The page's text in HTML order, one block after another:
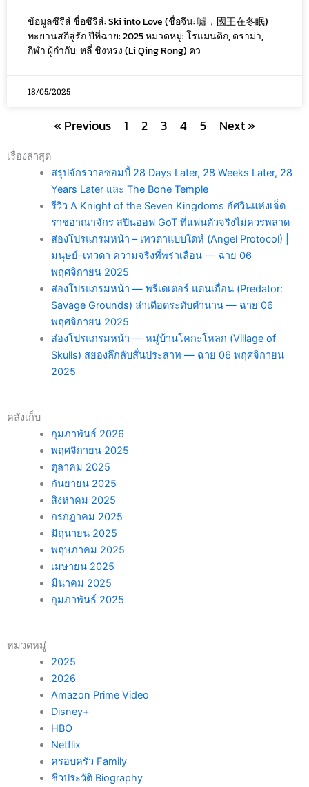
ข้อมูลซีรีส์ ชื่อซีรีส์: Ski into Love (ชื่อจีน: 噓，國王在冬眠)
ทะยานสกีสู่รัก ปีที่ฉาย: 2025 หมวดหมู่: โรแมนติก, ดราม่า,
กีฬา ผู้กำกับ: หลี่ ชิงหรง (Li Qing Rong) คว
18/05/2025
« Previous 1 2 3 4 5 Next »
เรื่องล่าสุด
สรุปจักรวาลซอมบี้ 28 Days Later, 28 Weeks Later, 28
Years Later และ The Bone Temple
รีวิว A Knight of the Seven Kingdoms อัศวินแห่งเจ็ด
ราชอาณาจักร สปินออฟ GoT ที่แฟนตัวจริงไม่ควรพลาด
ส่องโปรแกรมหน้า – เทวดาแบบใดห์ (Angel Protocol) |
มนุษย์–เทวดา ความจริงที่พร่าเลือน — ฉาย 06
พฤศจิกายน 2025
ส่องโปรแกรมหน้า — พรีเดเตอร์ แดนเถื่อน (Predator:
Savage Grounds) ล่าเดือดระดับตำนาน — ฉาย 06
พฤศจิกายน 2025
ส่องโปรแกรมหน้า — หมู่บ้านโคกะโหลก (Village of
Skulls) สยองลึกลับสั่นประสาท — ฉาย 06 พฤศจิกายน
2025
คลังเก็บ
กุมภาพันธ์ 2026
พฤศจิกายน 2025
ตุลาคม 2025
กันยายน 2025
สิงหาคม 2025
กรกฎาคม 2025
มิถุนายน 2025
พฤษภาคม 2025
เมษายน 2025
มีนาคม 2025
กุมภาพันธ์ 2025
หมวดหมู่
2025
2026
Amazon Prime Video
Disney+
HBO
Netflix
ครอบครัว Family
ชีวประวัติ Biography